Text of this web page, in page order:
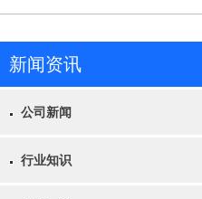
新闻资讯
公司新闻
行业知识